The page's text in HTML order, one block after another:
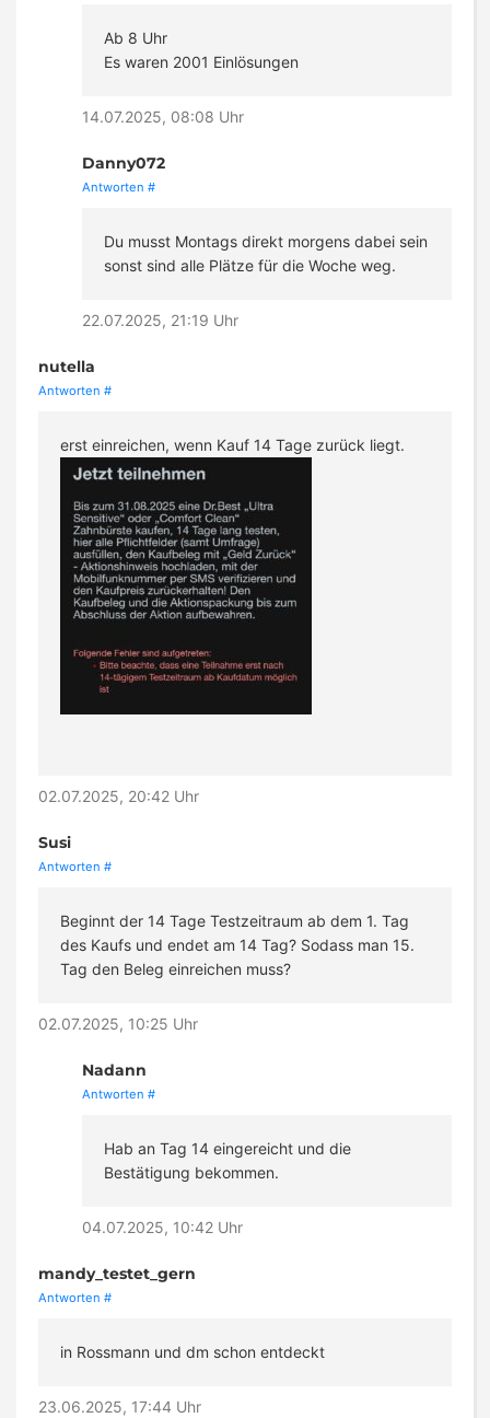
Ab 8 Uhr
Es waren 2001 Einlösungen
14.07.2025, 08:08 Uhr
Danny072
Antworten #
Du musst Montags direkt morgens dabei sein
sonst sind alle Plätze für die Woche weg.
22.07.2025, 21:19 Uhr
nutella
Antworten #
erst einreichen, wenn Kauf 14 Tage zurück liegt.
02.07.2025, 20:42 Uhr
Susi
Antworten #
Beginnt der 14 Tage Testzeitraum ab dem 1. Tag
des Kaufs und endet am 14 Tag? Sodass man 15.
Tag den Beleg einreichen muss?
02.07.2025, 10:25 Uhr
Nadann
Antworten #
Hab an Tag 14 eingereicht und die
Bestätigung bekommen.
04.07.2025, 10:42 Uhr
mandy_testet_gern
Antworten #
in Rossmann und dm schon entdeckt
23.06.2025, 17:44 Uhr